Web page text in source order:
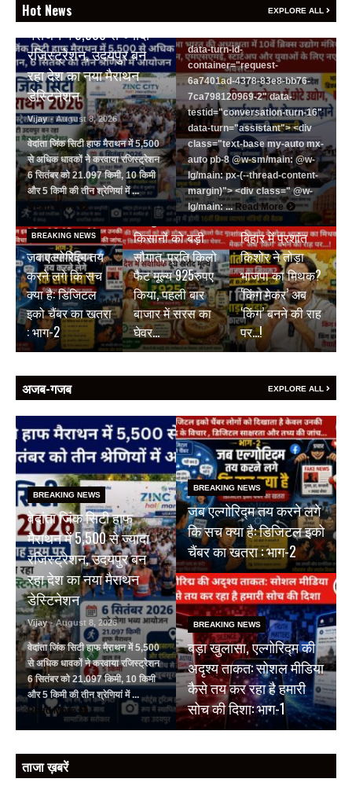
Hot News EXPLORE ALL
वेदांता जिंक सिटी हाफ
मैराथन में 5,500 से ज्यादा
रजिस्ट्रेशन, उदयपुर बन
रहा देश का नया मैराथन
डेस्टिनेशन
Vijay - August 8, 2026
वेदांता जिंक सिटी हाफ मैराथन में 5,500
से अधिक धावकों ने करवाया रजिस्ट्रेशन
6 सितंबर को 21.097 किमी, 10 किमी
और 5 किमी की तीन श्रेणियां में ...
Read More
data-turn-id-
container="request-
6a7401ad-4378-83e8-bb76-
7ca798120969-2" data-
testid="conversation-turn-16"
data-turn="assistant"> <div
class="text-base my-auto mx-
auto pb-8 @w-sm/main: @w-
lg/main: px-(--thread-content-
margin)"> <div class=" @w-
lg/main: ... Read More
BREAKING NEWS
जब एल्गोरिद्म तय
करने लगे कि सच
क्या है: डिजिटल
इको चैंबर का खतरा
: भाग-2
BREAKING NEWS
जयपुर डेयरी की
किसानों को बड़ी
सौगात, प्रति किलो
फैट मूल्य 925रुपए
किया, पहली बार
बाजार में सरस का
घेवर…
BREAKING NEWS
बिहार में प्रशांत
किशोर ने तोड़ा
भाजपा का मिथक?
‘किंग मेकर’ अब
‘किंग’ बनने की राह
पर…!
अजब-गजब EXPLORE ALL
BREAKING NEWS
वेदांता जिंक सिटी हाफ
मैराथन में 5,500 से ज्यादा
रजिस्ट्रेशन, उदयपुर बन
रहा देश का नया मैराथन
डेस्टिनेशन
Vijay - August 8, 2026
वेदांता जिंक सिटी हाफ मैराथन में 5,500
से अधिक धावकों ने करवाया रजिस्ट्रेशन
6 सितंबर को 21.097 किमी, 10 किमी
और 5 किमी की तीन श्रेणियां में ...
Read More
BREAKING NEWS
जब एल्गोरिद्म तय करने लगे
कि सच क्या है: डिजिटल इको
चैंबर का खतरा : भाग-2
BREAKING NEWS
बड़ा खुलासा, एल्गोरिद्म की
अदृश्य ताकत: सोशल मीडिया
कैसे तय कर रहा है हमारी
सोच की दिशा: भाग-1
ताजा ख़बरें